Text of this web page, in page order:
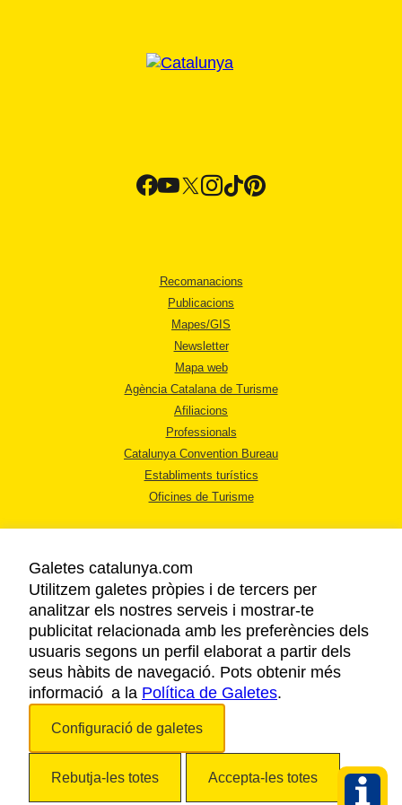
Recomanacions
Publicacions
Mapes/GIS
Newsletter
Mapa web
Agència Catalana de Turisme
Afiliacions
Professionals
Catalunya Convention Bureau
Establiments turístics
Oficines de Turisme
AVÍS LEGAL
POLÍTICA DE PRIVACITAT
COOKIES
ACCESSIBILITAT
Galetes catalunya.com
Utilitzem galetes pròpies i de tercers per
analitzar els nostres serveis i mostrar-te
publicitat relacionada amb les preferències dels
usuaris segons un perfil elaborat a partir dels
seus hàbits de navegació. Pots obtenir més
informació a la Política de Galetes.
Configuració de galetes
Rebutja-les totes Accepta-les totes